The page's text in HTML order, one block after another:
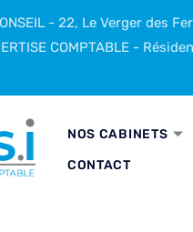
- 22, Le Verger des
COMPTABLE -
NOS CABINETS
CONTACT